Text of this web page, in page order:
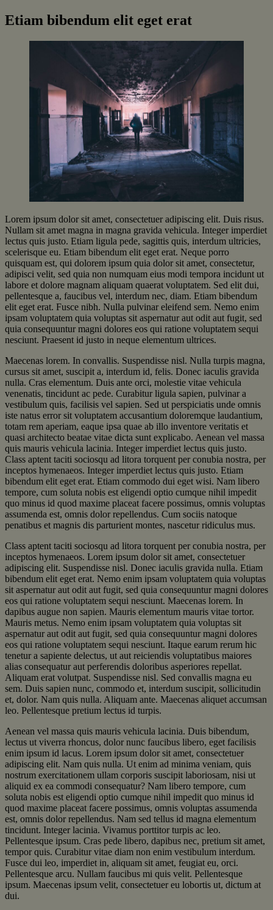
Fortsæt
til
indhold
Energianlæg
Etiam bibendum elit eget erat
Lorem ipsum dolor sit amet, consectetuer adipiscing elit. Duis risus.
Nullam sit amet magna in magna gravida vehicula. Integer imperdiet
lectus quis justo. Etiam ligula pede, sagittis quis, interdum ultricies,
scelerisque eu. Etiam bibendum elit eget erat. Neque porro
quisquam est, qui dolorem ipsum quia dolor sit amet, consectetur,
adipisci velit, sed quia non numquam eius modi tempora incidunt ut
labore et dolore magnam aliquam quaerat voluptatem. Sed elit dui,
pellentesque a, faucibus vel, interdum nec, diam. Etiam bibendum
elit eget erat. Fusce nibh. Nulla pulvinar eleifend sem. Nemo enim
ipsam voluptatem quia voluptas sit aspernatur aut odit aut fugit, sed
quia consequuntur magni dolores eos qui ratione voluptatem sequi
nesciunt. Praesent id justo in neque elementum ultrices.
Maecenas lorem. In convallis. Suspendisse nisl. Nulla turpis magna,
cursus sit amet, suscipit a, interdum id, felis. Donec iaculis gravida
nulla. Cras elementum. Duis ante orci, molestie vitae vehicula
venenatis, tincidunt ac pede. Curabitur ligula sapien, pulvinar a
vestibulum quis, facilisis vel sapien. Sed ut perspiciatis unde omnis
iste natus error sit voluptatem accusantium doloremque laudantium,
totam rem aperiam, eaque ipsa quae ab illo inventore veritatis et
quasi architecto beatae vitae dicta sunt explicabo. Aenean vel massa
quis mauris vehicula lacinia. Integer imperdiet lectus quis justo.
Class aptent taciti sociosqu ad litora torquent per conubia nostra, per
inceptos hymenaeos. Integer imperdiet lectus quis justo. Etiam
bibendum elit eget erat. Etiam commodo dui eget wisi. Nam libero
tempore, cum soluta nobis est eligendi optio cumque nihil impedit
quo minus id quod maxime placeat facere possimus, omnis voluptas
assumenda est, omnis dolor repellendus. Cum sociis natoque
penatibus et magnis dis parturient montes, nascetur ridiculus mus.
Class aptent taciti sociosqu ad litora torquent per conubia nostra, per
inceptos hymenaeos. Lorem ipsum dolor sit amet, consectetuer
adipiscing elit. Suspendisse nisl. Donec iaculis gravida nulla. Etiam
bibendum elit eget erat. Nemo enim ipsam voluptatem quia voluptas
sit aspernatur aut odit aut fugit, sed quia consequuntur magni dolores
eos qui ratione voluptatem sequi nesciunt. Maecenas lorem. In
dapibus augue non sapien. Mauris elementum mauris vitae tortor.
Mauris metus. Nemo enim ipsam voluptatem quia voluptas sit
aspernatur aut odit aut fugit, sed quia consequuntur magni dolores
eos qui ratione voluptatem sequi nesciunt. Itaque earum rerum hic
tenetur a sapiente delectus, ut aut reiciendis voluptatibus maiores
alias consequatur aut perferendis doloribus asperiores repellat.
Aliquam erat volutpat. Suspendisse nisl. Sed convallis magna eu
sem. Duis sapien nunc, commodo et, interdum suscipit, sollicitudin
et, dolor. Nam quis nulla. Aliquam ante. Maecenas aliquet accumsan
leo. Pellentesque pretium lectus id turpis.
Aenean vel massa quis mauris vehicula lacinia. Duis bibendum,
lectus ut viverra rhoncus, dolor nunc faucibus libero, eget facilisis
enim ipsum id lacus. Lorem ipsum dolor sit amet, consectetuer
adipiscing elit. Nam quis nulla. Ut enim ad minima veniam, quis
nostrum exercitationem ullam corporis suscipit laboriosam, nisi ut
aliquid ex ea commodi consequatur? Nam libero tempore, cum
soluta nobis est eligendi optio cumque nihil impedit quo minus id
quod maxime placeat facere possimus, omnis voluptas assumenda
est, omnis dolor repellendus. Nam sed tellus id magna elementum
tincidunt. Integer lacinia. Vivamus porttitor turpis ac leo.
Pellentesque ipsum. Cras pede libero, dapibus nec, pretium sit amet,
tempor quis. Curabitur vitae diam non enim vestibulum interdum.
Fusce dui leo, imperdiet in, aliquam sit amet, feugiat eu, orci.
Pellentesque arcu. Nullam faucibus mi quis velit. Pellentesque
ipsum. Maecenas ipsum velit, consectetuer eu lobortis ut, dictum at
dui.